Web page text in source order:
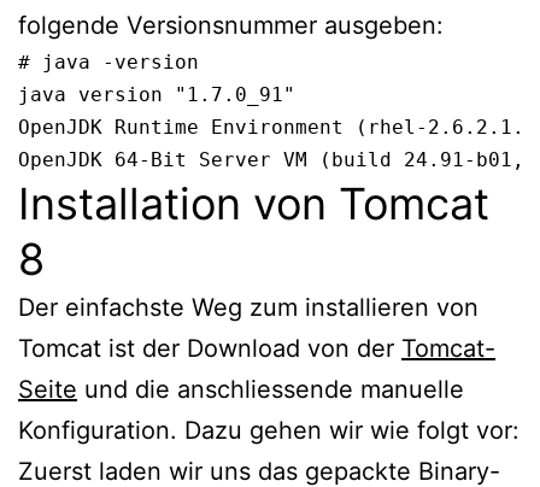
folgende Versionsnummer ausgeben:
# java -version
java version "1.7.0_91"
OpenJDK Runtime Environment (rhel-
OpenJDK 64-Bit Server VM (build 24.91-b01,
Installation von Tomcat
8
Der einfachste Weg zum installieren von
Tomcat ist der Download von der Tomcat-
Seite und die anschliessende manuelle
Konfiguration. Dazu gehen wir wie folgt vor:
Zuerst laden wir uns das gepackte Binary-